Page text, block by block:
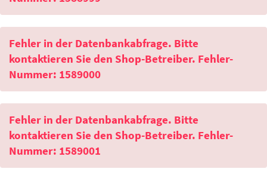
Fehler in der Datenbankabfrage. Bitte
kontaktieren Sie den Shop-Betreiber. Fehler-
Nummer: 1589000
Fehler in der Datenbankabfrage. Bitte
kontaktieren Sie den Shop-Betreiber. Fehler-
Nummer: 1589001